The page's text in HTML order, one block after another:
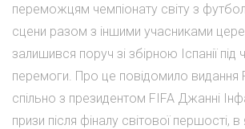
переможцям чемпіонату світу з
сцени разом з іншими учасниками
залишився поруч зі збірною Іспанії під
перемоги. Про це повідомило видання
спільно з президентом FIFA Джанні
призи після фіналу світової першості, в